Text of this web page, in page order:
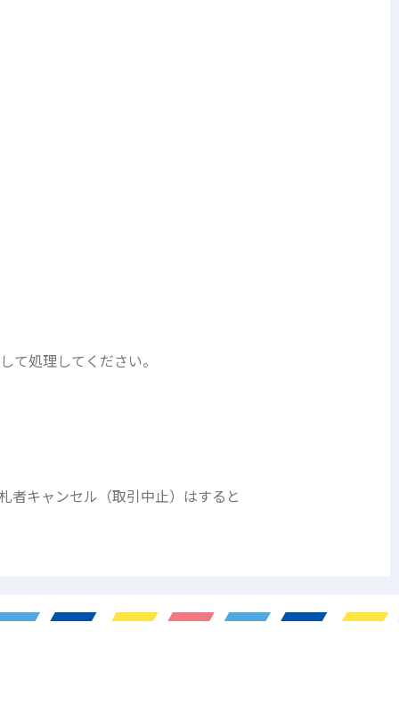
て処理してください。
者キャンセル（取引中止）はすると